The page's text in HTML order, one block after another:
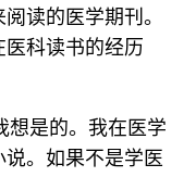
读的医学期刊。
科读书的经历
想是的。我在医学
。如果不是学医